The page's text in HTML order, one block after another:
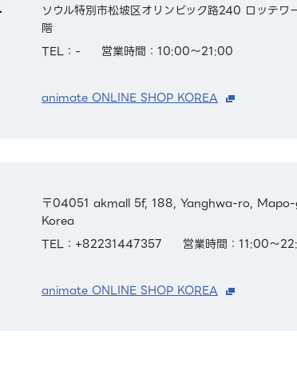
ソウル特別市松坡区オリンピック路240 ロッテワ
階
TEL：-
営業時間：10:00～21:00
animate ONLINE SHOP KOREA
〒04051 akmall 5f, 188, Yanghwa-ro,
Korea
TEL：+82231447357
営業時間：11:00～
animate ONLINE SHOP KOREA